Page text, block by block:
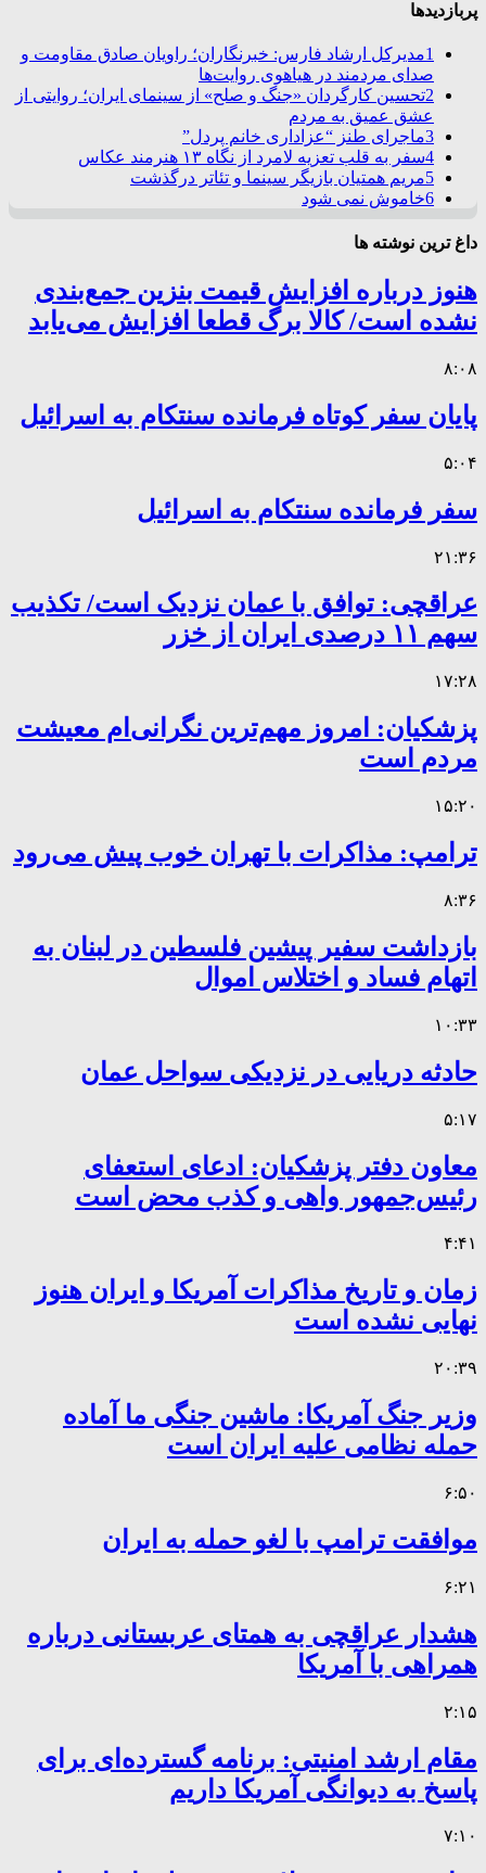
پربازدیدها
1مدیرکل ارشاد فارس: خبرنگاران؛ راویان صادق مقاومت و
صدای مردمند در هیاهوی روایت‌ها
2تحسین کارگردان «جنگ و صلح» از سینمای ایران؛ روایتی از
عشق عمیق به مردم
3ماجرای طنز “عزاداری خانم پردل”
4سفر به قلب تعزیه لامرد از نگاه ۱۳ هنرمند عکاس
5مریم همتیان بازیگر سینما و تئاتر درگذشت
6خاموش نمی شود
داغ ترین نوشته ها
هنوز درباره افزایش قیمت بنزین جمع‌بندی
نشده است/ کالا برگ قطعا افزایش می‌یابد
۸:۰۸
پایان سفر کوتاه فرمانده سنتکام به اسرائیل
۵:۰۴
سفر فرمانده سنتکام به اسرائیل
۲۱:۳۶
عراقچی: توافق با عمان نزدیک است/ تکذیب
سهم ۱۱ درصدی ایران از خزر
۱۷:۲۸
پزشکیان: امروز مهم‌ترین نگرانی‌ام معیشت
مردم است
۱۵:۲۰
ترامپ: مذاکرات با تهران خوب پیش می‌رود
۸:۳۶
بازداشت سفیر پیشین فلسطین در لبنان به
اتهام فساد و اختلاس اموال
۱۰:۳۳
حادثه دریایی در نزدیکی سواحل عمان
۵:۱۷
معاون دفتر پزشکیان: ادعای استعفای
رئیس‌جمهور واهی و کذب محض است
۴:۴۱
زمان و تاریخ مذاکرات آمریکا و ایران هنوز
نهایی نشده است
۲۰:۳۹
وزیر جنگ آمریکا: ماشین جنگی ما آماده
حمله نظامی علیه ایران است
۶:۵۰
موافقت ترامپ با لغو حمله به ایران
۶:۲۱
هشدار عراقچی به همتای عربستانی درباره
همراهی با آمریکا
۲:۱۵
مقام ارشد امنیتی: برنامه گسترده‌ای برای
پاسخ به دیوانگی آمریکا داریم
۷:۱۰